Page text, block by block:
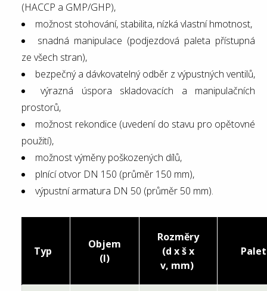
(HACCP a GMP/GHP),
možnost stohování, stabilita, nízká vlastní hmotnost,
snadná manipulace (podjezdová paleta přístupná
ze všech stran),
bezpečný a dávkovatelný odběr z výpustných ventilů,
výrazná úspora skladovacích a manipulačních
prostorů,
možnost rekondice (uvedení do stavu pro opětovné
použití),
možnost výměny poškozených dílů,
plnící otvor DN 150 (průměr 150 mm),
výpustní armatura DN 50 (průměr 50 mm).
Typ
Objem
(l)
Rozměry
(d x š x
v, mm)